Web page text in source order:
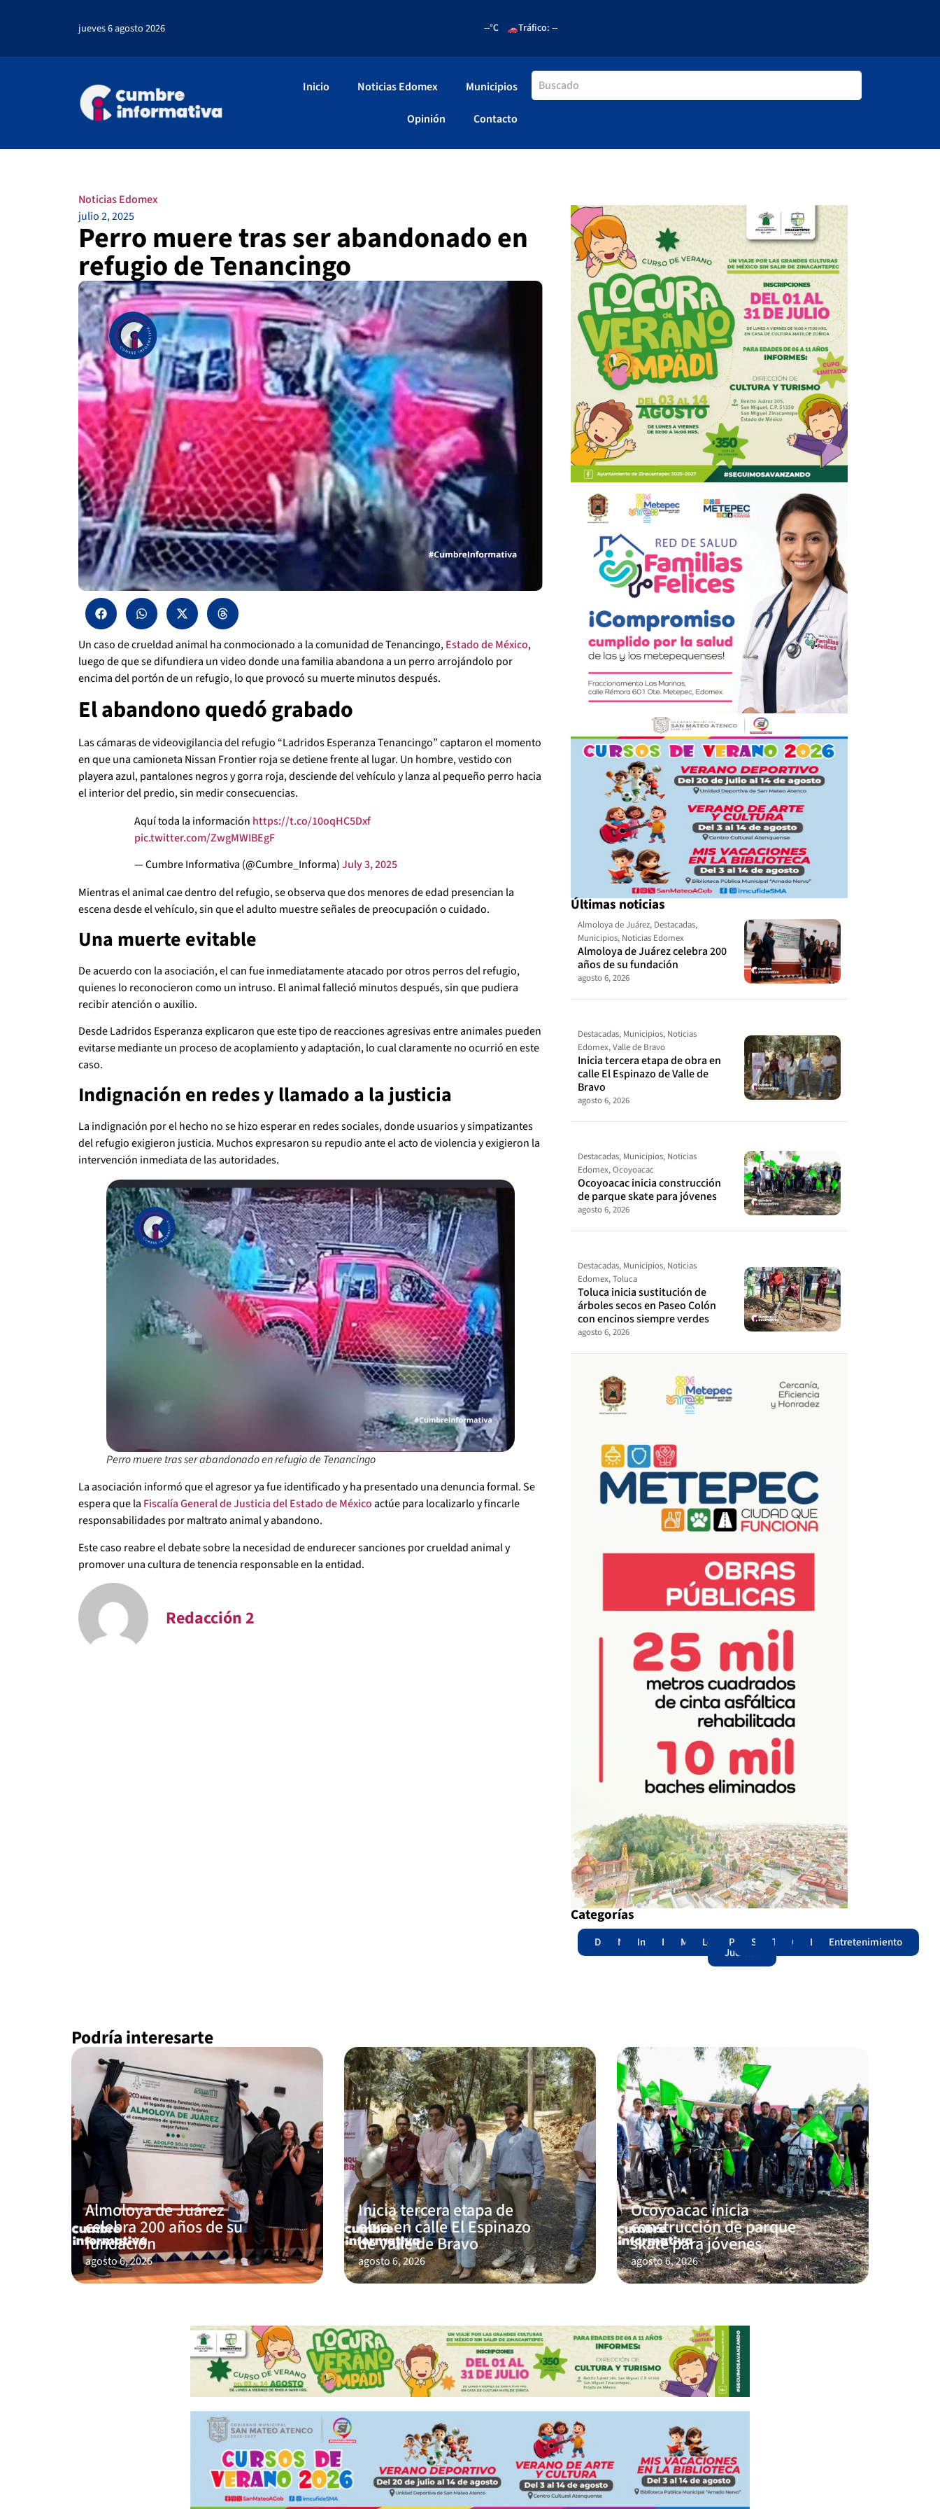
jueves 6 agosto 2026 --°C Tráfico: --
Inicio Noticias Edomex Municipios
Opinión Contacto
Noticias Edomex
julio 2, 2025
Perro muere tras ser abandonado en
refugio de Tenancingo
Un caso de crueldad animal ha conmocionado a la comunidad de Tenancingo,Estado de México,
luego de que se difundiera un video donde una familia abandona a un perro arrojándolo por
encima del portón de un refugio, lo que provocó su muerte minutos después.
El abandono quedó grabado
Las cámaras de videovigilancia del refugio “Ladridos Esperanza Tenancingo” captaron el momento
en que una camioneta Nissan Frontier roja se detiene frente al lugar. Un hombre, vestido con
playera azul, pantalones negros y gorra roja, desciende del vehículo y lanza al pequeño perro hacia
el interior del predio, sin medir consecuencias.
Aquí toda la información https://t.co/10oqHC5Dxf
pic.twitter.com/ZwgMWIBEgF
— Cumbre Informativa (@Cumbre_Informa)July 3, 2025
Mientras el animal cae dentro del refugio, se observa que dos menores de edad presencian la
escena desde el vehículo, sin que el adulto muestre señales de preocupación o cuidado.
Una muerte evitable
De acuerdo con la asociación, el can fue inmediatamente atacado por otros perros del refugio,
quienes lo reconocieron como un intruso. El animal falleció minutos después, sin que pudiera
recibir atención o auxilio.
Desde Ladridos Esperanza explicaron que este tipo de reacciones agresivas entre animales pueden
evitarse mediante un proceso de acoplamiento y adaptación, lo cual claramente no ocurrió en este
caso.
Indignación en redes y llamado a la justicia
La indignación por el hecho no se hizo esperar en redes sociales, donde usuarios y simpatizantes
del refugio exigieron justicia. Muchos expresaron su repudio ante el acto de violencia y exigieron la
intervención inmediata de las autoridades.
Perro muere tras ser abandonado en refugio de Tenancingo
La asociación informó que el agresor ya fue identificado y ha presentado una denuncia formal. Se
espera que la Fiscalía General de Justicia del Estado de Méxicoactúe para localizarlo y fincarle
responsabilidades por maltrato animal y abandono.
Este caso reabre el debate sobre la necesidad de endurecer sanciones por crueldad animal y
promover una cultura de tenencia responsable en la entidad.
Redacción 2
Últimas noticias
Almoloya de Juárez, Destacadas,
Municipios, Noticias Edomex
Almoloya de Juárez celebra 200
años de su fundación
agosto 6, 2026
Destacadas, Municipios, Noticias
Edomex,Valle de Bravo
Inicia tercera etapa de obra en
calle El Espinazo de Valle de
Bravo
agosto 6, 2026
Destacadas, Municipios, Noticias
Edomex,Ocoyoacac
Ocoyoacac inicia construcción
de parque skate para jóvenes
agosto 6, 2026
Destacadas, Municipios, Noticias
Edomex,Toluca
Toluca inicia sustitución de
árboles secos en Paseo Colón
con encinos siempre verdes
agosto 6, 2026
Categorías
Destacadas
NacionalInternacional
EdomexMunicipiosLegislatura
Poder
Judicial
SeguridadTrámites
OpiniónLomitosEntretenimiento
Podría interesarte
Almoloya de Juárez
celebra 200 años de su
fundación
agosto 6, 2026
Inicia tercera etapa de
obra en calle El Espinazo
de Valle de Bravo
agosto 6, 2026
Ocoyoacac inicia
construcción de parque
skate para jóvenes
agosto 6, 2026